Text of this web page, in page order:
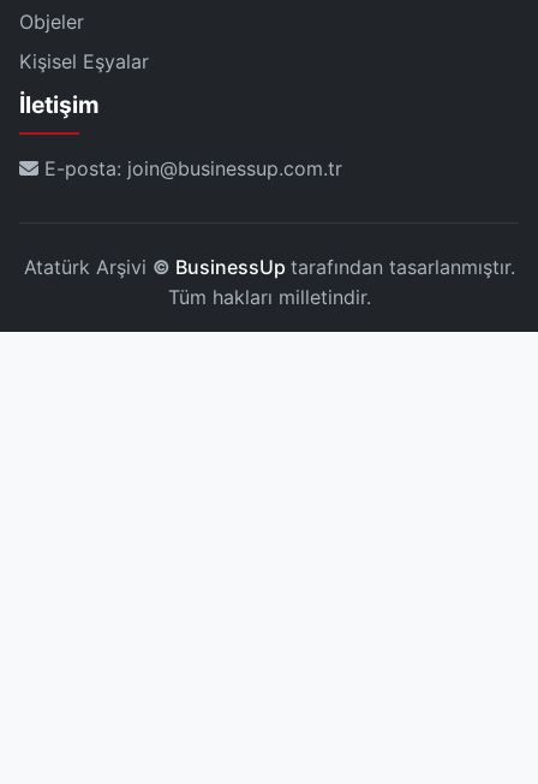
Objeler
Kişisel Eşyalar
İletişim
E-posta: join@businessup.com.tr
Atatürk Arşivi © BusinessUp tarafından tasarlanmıştır.
Tüm hakları milletindir.